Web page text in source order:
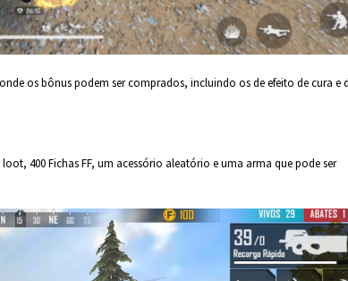
os bônus podem ser comprados, incluindo os de efeito de cura e
400 Fichas FF, um acessório aleatório e uma arma que pode ser